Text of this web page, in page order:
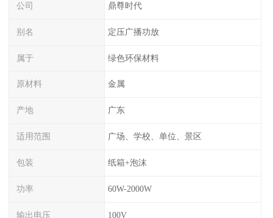
公司 鼎尊时代
别名 定压广播功放
属于 绿色环保材料
原材料 金属
产地 广东
适用范围 广场、学校、单位、景区
包装 纸箱+泡沫
功率 60W-2000W
输出电压 100V